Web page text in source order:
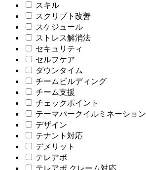
スキル
スクリプト改善
スケジュール
ストレス解消法
セキュリティ
セルフケア
ダウンタイム
チームビルディング
チーム支援
チェックポイント
テーマパークイルミネーション
デザイン
テナント対応
デメリット
テレアポ
テレアポ クレーム対応